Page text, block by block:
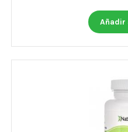
Añadir